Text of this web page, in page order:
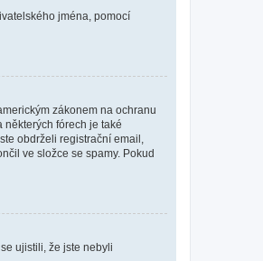
jména, pomocí
zákonem na ochranu
některých fórech je také
obdrželi registrační email,
ve složce se spamy. Pokud
ujistili, že jste nebyli